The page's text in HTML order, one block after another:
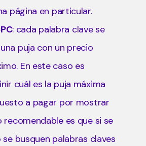
página en particular.
: cada palabra clave se
puja con un precio
En este caso es
cuál es la puja máxima
a pagar por mostrar
recomendable es que si se
busquen palabras claves